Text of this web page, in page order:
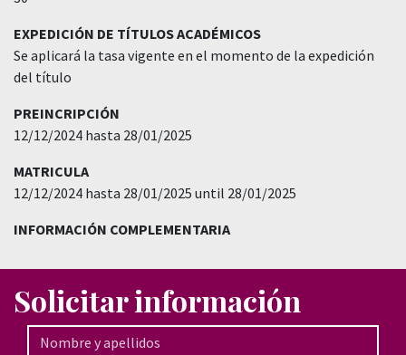
EXPEDICIÓN DE TÍTULOS ACADÉMICOS
Se aplicará la tasa vigente en el momento de la expedición
del título
PREINCRIPCIÓN
12/12/2024 hasta 28/01/2025
MATRICULA
12/12/2024 hasta 28/01/2025 until 28/01/2025
INFORMACIÓN COMPLEMENTARIA
Solicitar información